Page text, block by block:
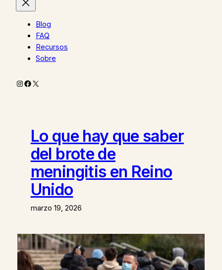
Blog
FAQ
Recursos
Sobre
Instagram
Facebook
X
Lo que hay que saber
del brote de
meningitis en Reino
Unido
marzo 19, 2026